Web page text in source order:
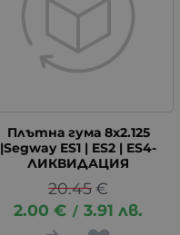
Плътна гума 8x2.125
|Segway ES1 | ES2 | ES4-
ЛИКВИДАЦИЯ
20.45€
2.00 € / 3.91 лв.